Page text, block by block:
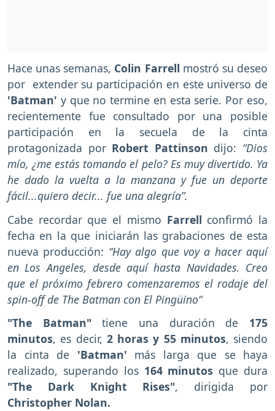
Hace unas semanas, Colin Farrell mostró su deseo
por extender su participación en este universo de
'Batman' y que no termine en esta serie. Por eso,
recientemente fue consultado por una posible
participación en la secuela de la cinta
protagonizada por Robert Pattinson dijo: “Dios
mío, ¿me estás tomando el pelo? Es muy divertido. Ya
he dado la vuelta a la manzana y fue un deporte
fácil...quiero decir... fue una alegría”.
Cabe recordar que el mismo Farrell confirmó la
fecha en la que iniciarán las grabaciones de esta
nueva producción: “Hay algo que voy a hacer aquí
en Los Angeles, desde aquí hasta Navidades. Creo
que el próximo febrero comenzaremos el rodaje del
spin-off de The Batman con El Pingüino“
"The Batman" tiene una duración de 175
minutos, es decir, 2 horas y 55 minutos, siendo
la cinta de 'Batman' más larga que se haya
realizado, superando los 164 minutos que dura
"The Dark Knight Rises", dirigida por
Christopher Nolan.